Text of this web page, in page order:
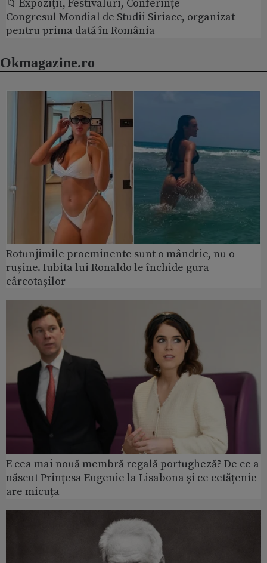
📁 Expoziţii, Festivaluri, Conferințe
Congresul Mondial de Studii Siriace, organizat
pentru prima dată în România
Okmagazine.ro
Rotunjimile proeminente sunt o mândrie, nu o
rușine. Iubita lui Ronaldo le închide gura
cârcotașilor
E cea mai nouă membră regală portugheză? De ce a
născut Prințesa Eugenie la Lisabona și ce cetățenie
are micuța